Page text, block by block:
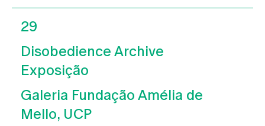
29
Disobedience Archive
Exposição
Galeria Fundação Amélia de
Mello, UCP